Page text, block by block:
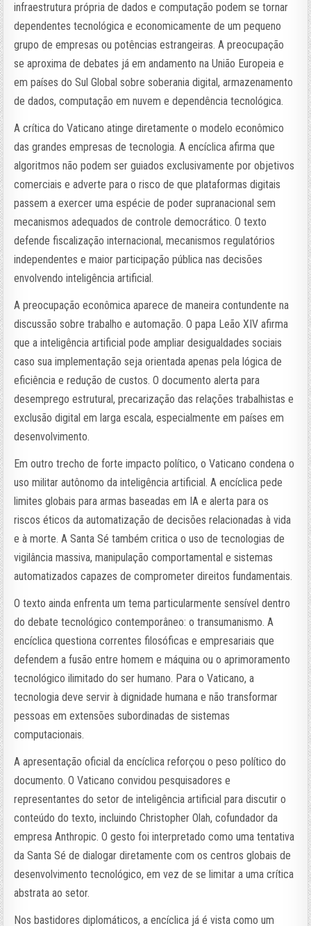
infraestrutura própria de dados e computação podem se tornar
dependentes tecnológica e economicamente de um pequeno
grupo de empresas ou potências estrangeiras. A preocupação
se aproxima de debates já em andamento na União Europeia e
em países do Sul Global sobre soberania digital, armazenamento
de dados, computação em nuvem e dependência tecnológica.
A crítica do Vaticano atinge diretamente o modelo econômico
das grandes empresas de tecnologia. A encíclica afirma que
algoritmos não podem ser guiados exclusivamente por objetivos
comerciais e adverte para o risco de que plataformas digitais
passem a exercer uma espécie de poder supranacional sem
mecanismos adequados de controle democrático. O texto
defende fiscalização internacional, mecanismos regulatórios
independentes e maior participação pública nas decisões
envolvendo inteligência artificial.
A preocupação econômica aparece de maneira contundente na
discussão sobre trabalho e automação. O papa Leão XIV afirma
que a inteligência artificial pode ampliar desigualdades sociais
caso sua implementação seja orientada apenas pela lógica de
eficiência e redução de custos. O documento alerta para
desemprego estrutural, precarização das relações trabalhistas e
exclusão digital em larga escala, especialmente em países em
desenvolvimento.
Em outro trecho de forte impacto político, o Vaticano condena o
uso militar autônomo da inteligência artificial. A encíclica pede
limites globais para armas baseadas em IA e alerta para os
riscos éticos da automatização de decisões relacionadas à vida
e à morte. A Santa Sé também critica o uso de tecnologias de
vigilância massiva, manipulação comportamental e sistemas
automatizados capazes de comprometer direitos fundamentais.
O texto ainda enfrenta um tema particularmente sensível dentro
do debate tecnológico contemporâneo: o transumanismo. A
encíclica questiona correntes filosóficas e empresariais que
defendem a fusão entre homem e máquina ou o aprimoramento
tecnológico ilimitado do ser humano. Para o Vaticano, a
tecnologia deve servir à dignidade humana e não transformar
pessoas em extensões subordinadas de sistemas
computacionais.
A apresentação oficial da encíclica reforçou o peso político do
documento. O Vaticano convidou pesquisadores e
representantes do setor de inteligência artificial para discutir o
conteúdo do texto, incluindo Christopher Olah, cofundador da
empresa Anthropic. O gesto foi interpretado como uma tentativa
da Santa Sé de dialogar diretamente com os centros globais de
desenvolvimento tecnológico, em vez de se limitar a uma crítica
abstrata ao setor.
Nos bastidores diplomáticos, a encíclica já é vista como um